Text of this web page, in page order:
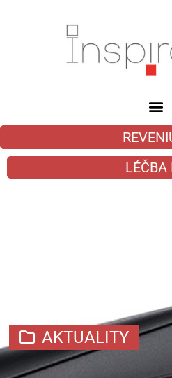
LÉČBA
AKTUALITY